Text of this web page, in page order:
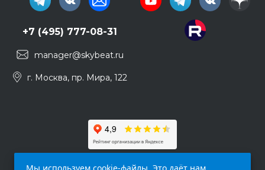
+7 (495) 777-08-31
manager@skybeat.ru
г. Москва, пр. Мира, 122